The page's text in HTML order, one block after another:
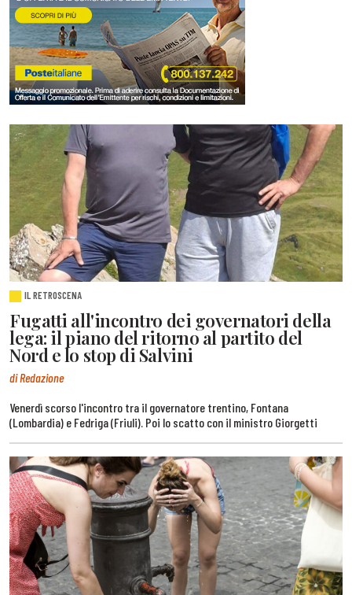
IL RETROSCENA
Fugatti all'incontro dei governatori della
lega: il piano del ritorno al partito del
Nord e lo stop di Salvini
di Redazione
Venerdì scorso l'incontro tra il governatore trentino, Fontana
(Lombardia) e Fedriga (Friuli). Poi lo scatto con il ministro Giorgetti